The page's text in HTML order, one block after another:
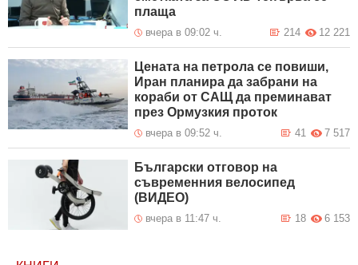
плаща
вчера в 09:02 ч. 12 221
214
Цената на петрола се повиши,
Иран планира да забрани на
кораби от САЩ да преминават
през Ормузкия проток
вчера в 09:52 ч. 7 517
41
Български отговор на
съвременния велосипед
(ВИДЕО)
вчера в 11:47 ч. 6 153
18